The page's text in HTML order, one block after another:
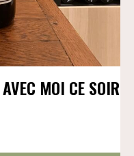
MOI CE SOIR